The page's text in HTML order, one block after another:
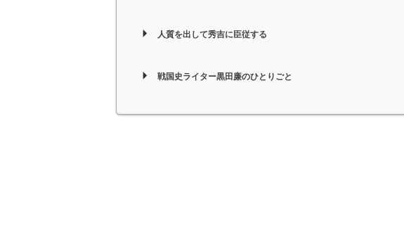
人質を出して秀吉に臣従する
戦国史ライター黒田廉のひとりごと